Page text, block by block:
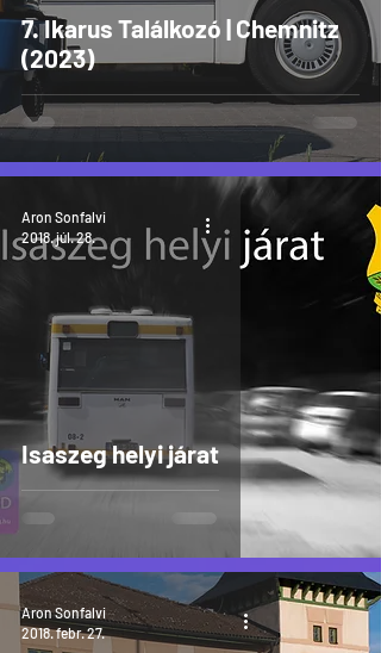
7. Ikarus Találkozó | Chemnitz
(2023)
Isaszeg helyi járat
Aron Sonfalvi
2018. júl. 28.
Aron Sonfalvi
2018. febr. 27.